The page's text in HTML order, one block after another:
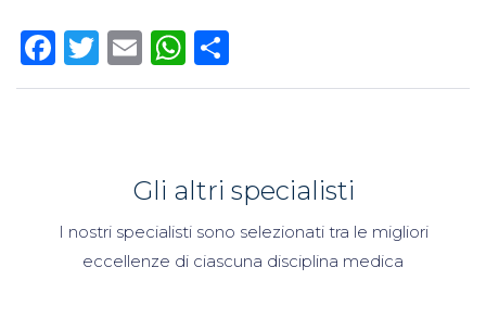
Facebook
Twitter
EmailWhatsApp
Gli altri specialisti
I nostri specialisti sono selezionati tra le migliori
eccellenze di ciascuna disciplina medica